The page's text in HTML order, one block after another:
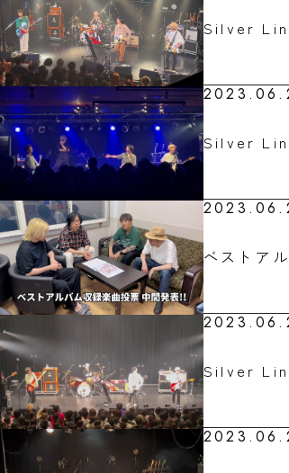
Silver
Silver
ベストア
Silver